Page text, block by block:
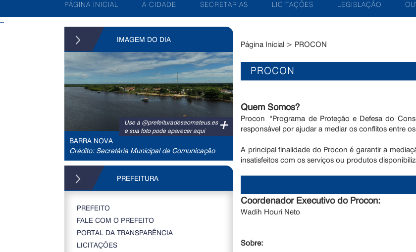
PÁGINA INICIAL A CIDADE SECRETARIAS LICITAÇÕES LEGISLAÇÃO
--
IMAGEM DO DIA
+
Use a @prefeituradesaomateus.es
e sua foto pode aparecer aqui
BARRA NOVA
Crédito: Secretária Municipal de Comunicação
PREFEITURA
PREFEITO
FALE COM O PREFEITO
PORTAL DA TRANSPARÊNCIA
LICITAÇÕES
Página Inicial > PROCON
PROCON
Quem Somos?
Procon "Programa de Proteção e Defesa do
responsável por ajudar a mediar os conflitos entre
A principal finalidade do Procon é garantir a
insatisfeitos com os serviços ou produtos
Coordenador Executivo do Procon:
Wadih Houri Neto
Sobre: